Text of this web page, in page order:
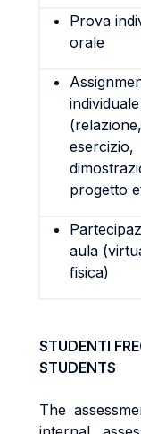
Prova
orale
individuale
(relazione,
esercizio,
progetto
aula
fisica)
STUDENTI
STUDENTS
The